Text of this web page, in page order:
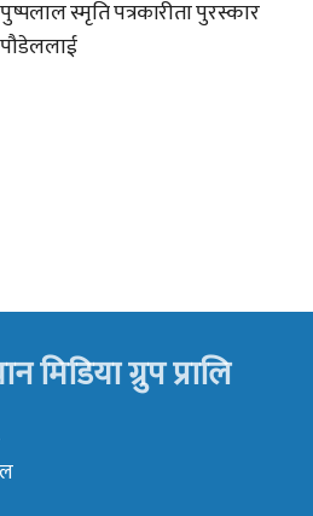
पुष्पलाल स्मृति पत्रकारीता पुरस्कार
पौडेललाई
मिडिया ग्रुप प्रालि